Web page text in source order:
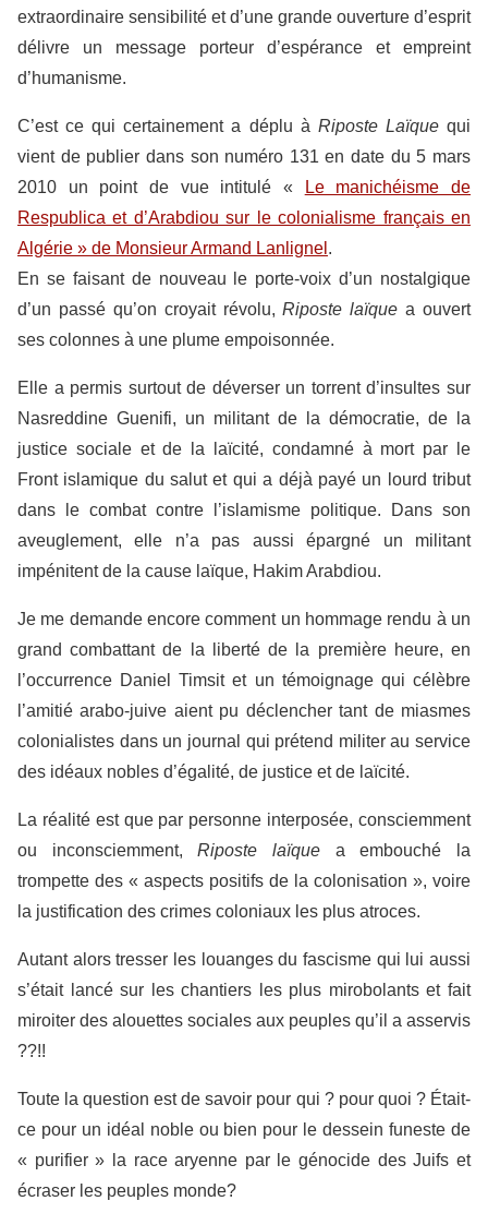
extraordinaire sensibilité et d’une grande ouverture d’esprit
délivre un message porteur d’espérance et empreint
d’humanisme.
C’est ce qui certainement a déplu à Riposte Laïquequi
vient de publier dans son numéro 131 en date du 5 mars
2010 un point de vue intitulé «
Le manichéisme de
Respublica et d’Arabdiou sur le colonialisme français en
Algérie » de Monsieur Armand Lanlignel .
En se faisant de nouveau le porte-voix d’un nostalgique
d’un passé qu’on croyait révolu,Riposte laïque a ouvert
ses colonnes à une plume empoisonnée.
Elle a permis surtout de déverser un torrent d’insultes sur
Nasreddine Guenifi, un militant de la démocratie, de la
justice sociale et de la laïcité, condamné à mort par le
Front islamique du salut et qui a déjà payé un lourd tribut
dans le combat contre l’islamisme politique. Dans son
aveuglement, elle n’a pas aussi épargné un militant
impénitent de la cause laïque, Hakim Arabdiou.
Je me demande encore comment un hommage rendu à un
grand combattant de la liberté de la première heure, en
l’occurrence Daniel Timsit et un témoignage qui célèbre
l’amitié arabo-juive aient pu déclencher tant de miasmes
colonialistes dans un journal qui prétend militer au service
des idéaux nobles d’égalité, de justice et de laïcité.
La réalité est que par personne interposée, consciemment
ou inconsciemment,Riposte laïque a embouché la
trompette des « aspects positifs de la colonisation », voire
la justification des crimes coloniaux les plus atroces.
Autant alors tresser les louanges du fascisme qui lui aussi
s’était lancé sur les chantiers les plus mirobolants et fait
miroiter des alouettes sociales aux peuples qu’il a asservis
??!!
Toute la question est de savoir pour qui ? pour quoi ? Était-
ce pour un idéal noble ou bien pour le dessein funeste de
« purifier » la race aryenne par le génocide des Juifs et
écraser les peuples monde?